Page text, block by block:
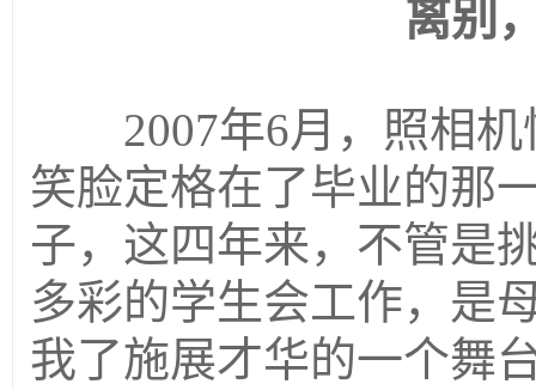
离别
2007年6月，照相机
笑脸定格在了毕业的那
子，这四年来，不管是
多彩的学生会工作，是
我了施展才华的一个舞